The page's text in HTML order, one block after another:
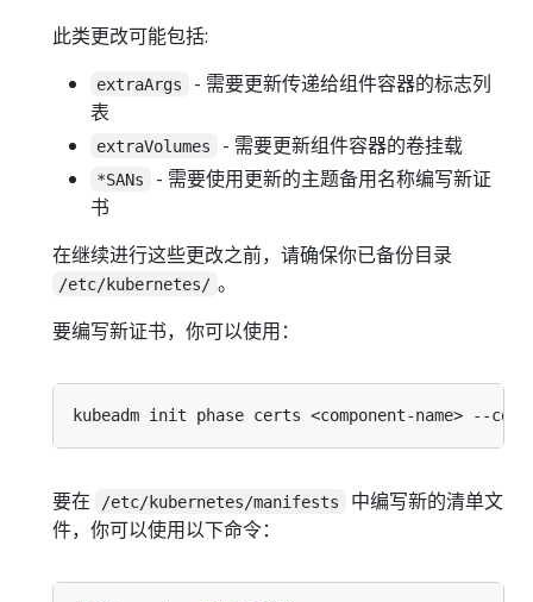
此类更改可能包括:
extraArgs
- 需要更新传递给组件容器的标志列
表
extraVolumes - 需要更新组件容器的卷挂载
*SANs
- 需要使用更新的主题备用名称编写新证
书
在继续进行这些更改之前，请确保你已备份目录
/etc/kubernetes/ 。
要编写新证书，你可以使用：
要在 /etc/kubernetes/manifests
中编写新的清单文
件，你可以使用以下命令：